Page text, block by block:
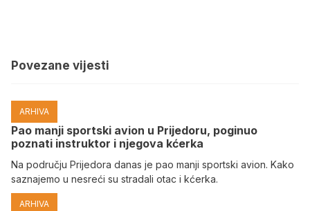
Povezane vijesti
ARHIVA
Pao manji sportski avion u Prijedoru, poginuo
poznati instruktor i njegova kćerka
Na području Prijedora danas je pao manji sportski avion. Kako
saznajemo u nesreći su stradali otac i kćerka.
ARHIVA